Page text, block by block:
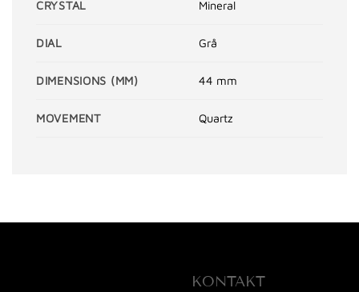
CRYSTAL Mineral
DIAL Grå
DIMENSIONS (MM) 44 mm
MOVEMENT Quartz
KONTAKT